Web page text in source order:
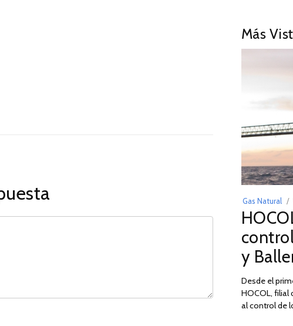
Más
Gas Natural
y
Desde el
HOCOL, filial
al control de